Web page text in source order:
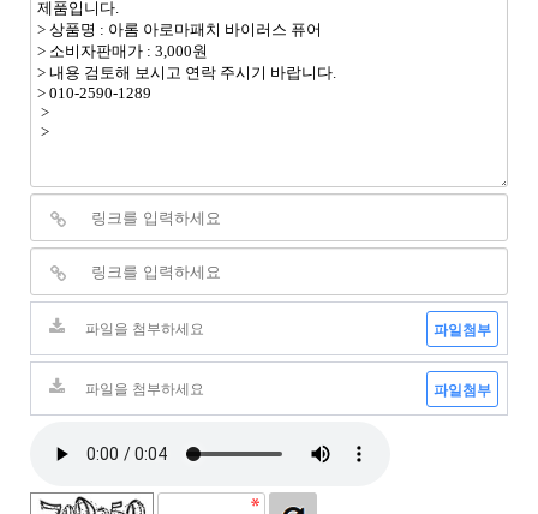
파일첨부
파일첨부